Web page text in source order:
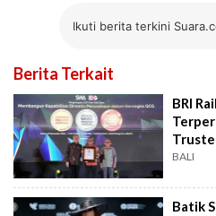
Ikuti berita terkini
Berita Terkait
BRI
CGPI
BALI
Batik